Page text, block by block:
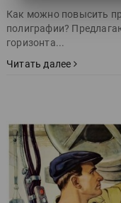
Как можно повысить
полиграфии?
горизонта...
Читать далее